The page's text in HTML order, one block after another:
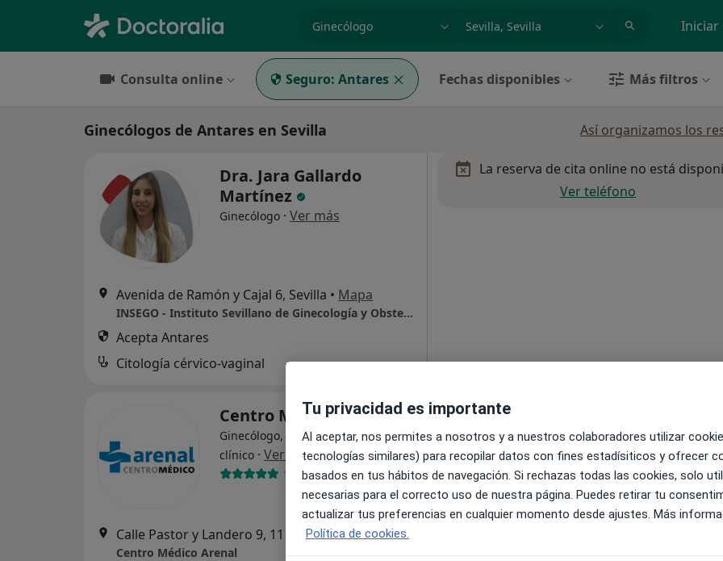
especialidad, enfermedad o nombre Iniciar
Consulta online Seguro: Antares Fechas disponibles Más filtros
Ginecólogos de Antares en Sevilla Así organizamos los
Dra. Jara Gallardo
Martínez
Ginecólogo · Ver más
Avenida de Ramón y Cajal 6, Sevilla • Mapa
INSEGO - Instituto Sevillano de Ginecología y Obstetricia
Acepta Antares
Citología cérvico-vaginal
La reserva de cita online no está
Ver teléfono
Centro Médico Arenal
Ginecólogo, Alergólogo, Analista
clínico · Ver más
1907 opiniones
Calle Pastor y Landero 9, 11 y 13, Sevilla•Mapa
Centro Médico Arenal
La reserva de cita online no está
Mostrar perfil
Tu privacidad es importante
Al aceptar, nos permites a nosotros y a nuestros colaboradores utilizar
tecnologías similares) para recopilar datos con fines estadísiticos y ofrecer
basados en tus hábitos de navegación. Si rechazas todas las cookies, solo
necesarias para el correcto uso de nuestra página. Puedes retirar tu
actualizar tus preferencias en cualquier momento desde ajustes. Más
Política de cookies.